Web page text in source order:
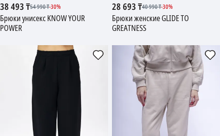
38 493₸54 990₸-30%
Брюки унисекс KNOW YOUR
POWER
28 693₸40 990₸-30%
Брюки женские GLIDE TO
GREATNESS